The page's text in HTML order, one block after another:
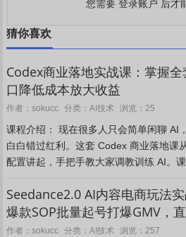
您需要 登录账户 后才
猜你喜欢
Codex商业落地实战课：掌握
口降低成本放大收益
作者：sokucc 分类：AI技术 浏览：25
课程介绍： 现在很多人只会简单闲聊 AI
白白错过红利。这套 Codex 商业落地课
配置讲起，手把手教大家调教训练 AI。
Seedance2.0 AI内容电商玩法
爆款SOP批量起号打爆GMV，
作者：sokucc 分类：AI技术 浏览：257